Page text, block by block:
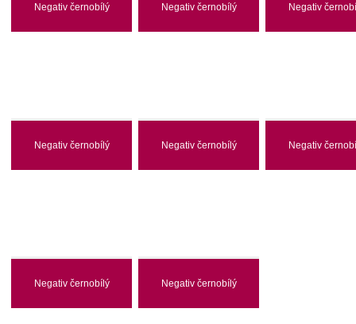
Negativ černobílý Negativ černobílý Negativ
Negativ černobílý Negativ černobílý Negativ
Negativ černobílý Negativ černobílý